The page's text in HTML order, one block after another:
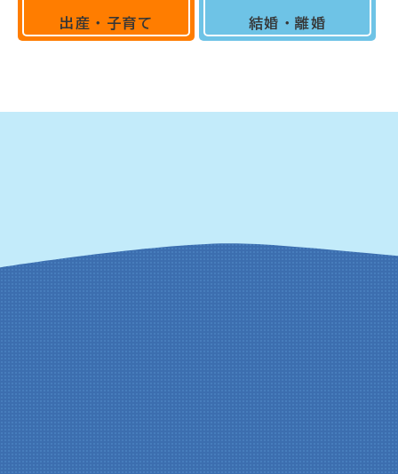
出産・子育て 結婚・離婚